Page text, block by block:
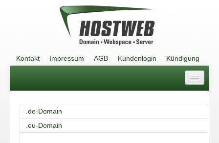
Kontakt Impressum AGB Kundenlogin Kündigung
Impressum
AGB
.de-Domain
.eu-Domain